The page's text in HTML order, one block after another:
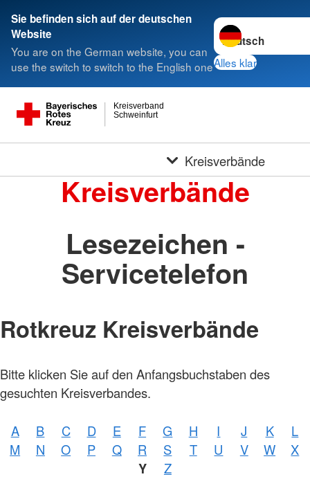
Sie befinden sich auf der deutschen
Website
You are on the German website, you can
use the switch to switch to the English one
Sprache wechseln
Alles klar
Schweinfurt
Kreisverband
Kreisverbände
Kreisverbände
Lesezeichen -
Servicetelefon
Rotkreuz Kreisverbände
Bitte klicken Sie auf den Anfangsbuchstaben des
gesuchten Kreisverbandes.
A B C D E F G H I J K
L
M
N O P Q R S T U V W X
Y Z